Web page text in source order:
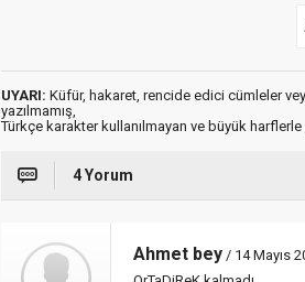
UYARI: Küfür, hakaret, rencide edici cümleler
yazılmamış,
Türkçe karakter kullanılmayan ve büyük
4 Yorum
Ahmet bey / 14 Mayıs